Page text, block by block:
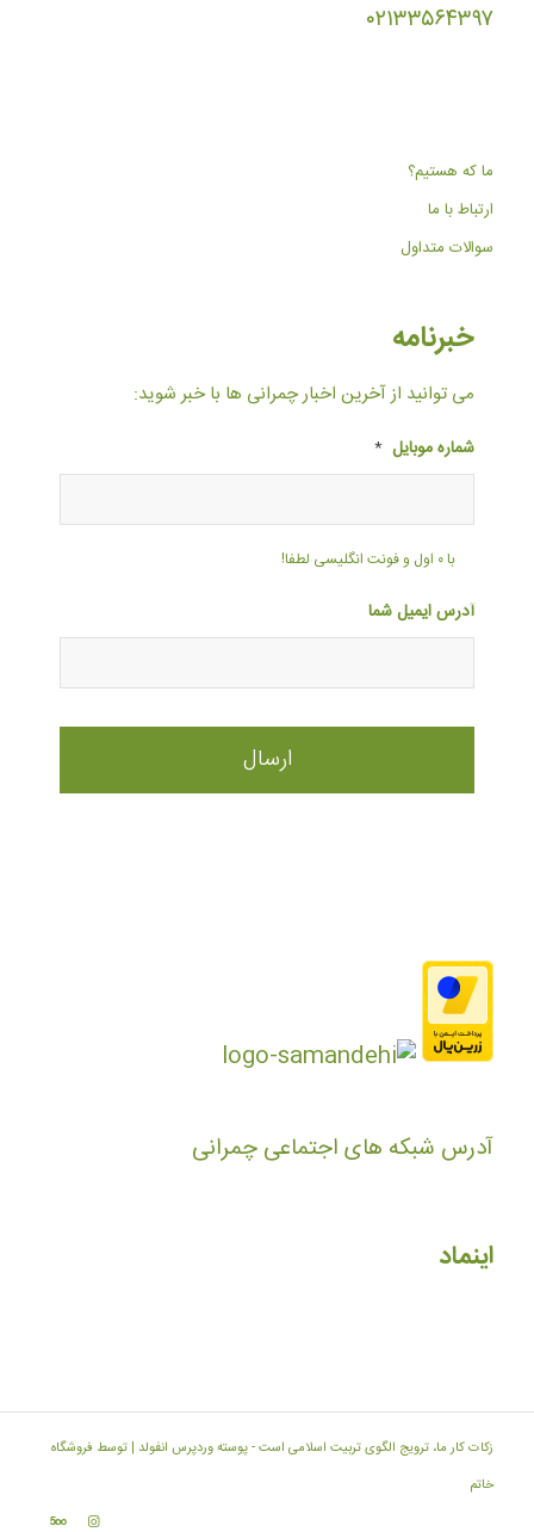
۰۲۱۳۳۵۶۴۳۹۷
ما که هستیم؟
ارتباط با ما
سوالات متداول
خبرنامه
می توانید از آخرین اخبار چمرانی ها با خبر شوید:
شماره موبایل *
با ۰ اول و فونت انگلیسی لطفا!
آدرس ایمیل شما
آدرس شبکه های اجتماعی چمرانی
اینماد
زکات کار ما، ترویج الگوی تربیت اسلامی است -پوسته وردپرس انفولد | توسط فروشگاه
خاتم